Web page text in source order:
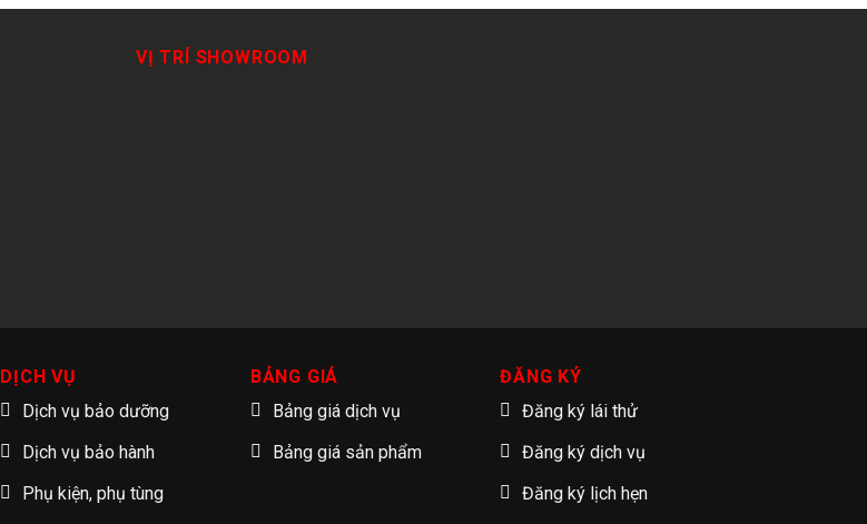
VỊ TRÍ SHOWROOM
DỊCH VỤ
Dịch vụ bảo dưỡng
Dịch vụ bảo hành
Phụ kiện, phụ tùng
BẢNG GIÁ
Bảng giá dịch vụ
Bảng giá sản phẩm
ĐĂNG KÝ
Đăng ký lái thử
Đăng ký dịch vụ
Đăng ký lịch hẹn